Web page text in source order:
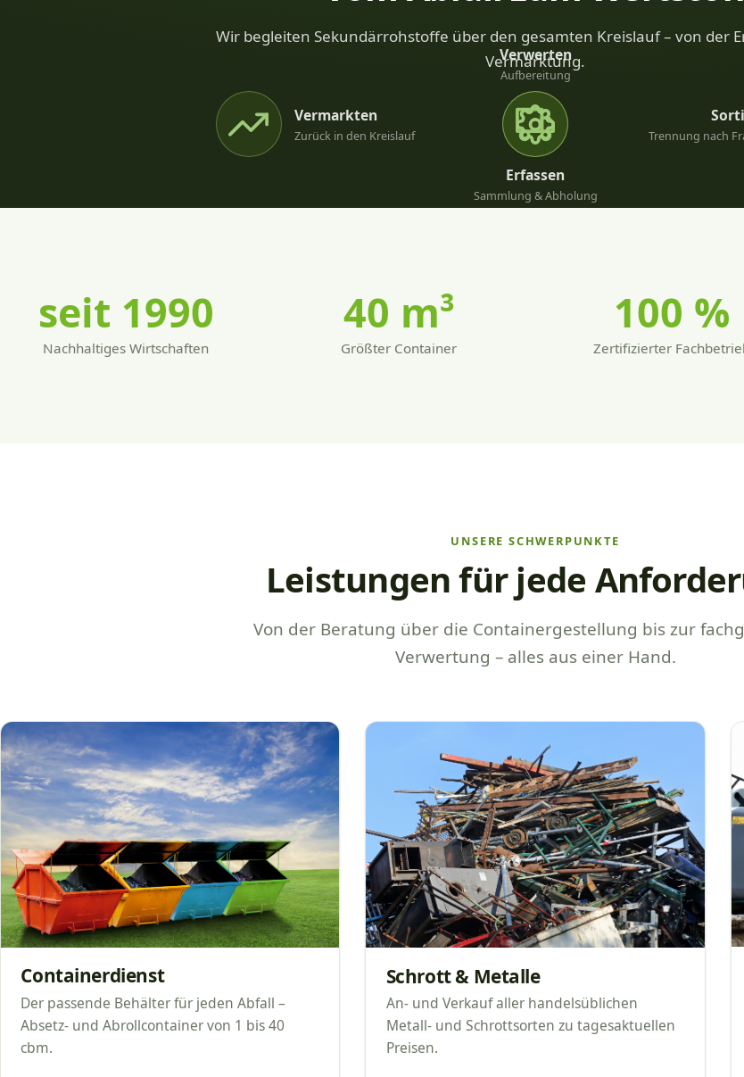
Wir begleiten Sekundärrohstoffe über den gesamten Kreislauf – von der
Vermarktung.
Erfassen
Sammlung & Abholung
Trennung nach
Verwerten
Aufbereitung
Vermarkten
Zurück in den Kreislauf
seit 1990
Nachhaltiges Wirtschaften
40 m³
Größter Container
100 %
Zertifizierter
UNSERE SCHWERPUNKTE
Leistungen für jede
Von der Beratung über die Containergestellung bis zur
Verwertung – alles aus einer Hand.
Containerdienst
Der passende Behälter für jeden Abfall –
Absetz- und Abrollcontainer von 1 bis 40
cbm.
Schrott & Metalle
An- und Verkauf aller handelsüblichen
Metall- und Schrottsorten zu tagesaktuellen
Preisen.